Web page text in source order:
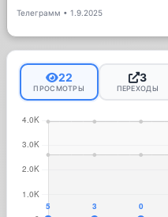
Телеграмм • 1.9.2025
22
ПРОСМОТРЫ
3
ПЕРЕХОДЫ